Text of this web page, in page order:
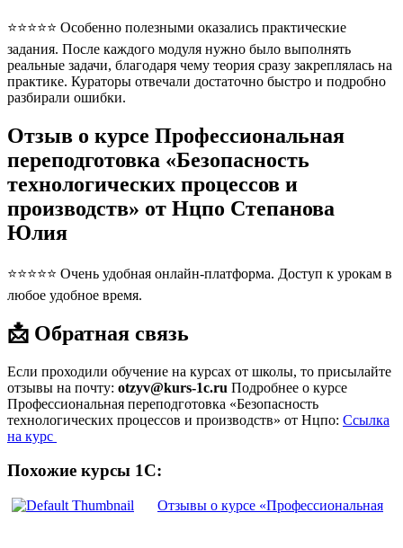
⭐⭐⭐⭐⭐ Особенно полезными оказались практические
задания. После каждого модуля нужно было выполнять
реальные задачи, благодаря чему теория сразу закреплялась на
практике. Кураторы отвечали достаточно быстро и подробно
разбирали ошибки.
Отзыв о курсе Профессиональная
переподготовка «Безопасность
технологических процессов и
производств» от Нцпо Степанова
Юлия
⭐⭐⭐⭐⭐ Очень удобная онлайн-платформа. Доступ к урокам в
любое удобное время.
📩 Обратная связь
Если проходили обучение на курсах от школы, то присылайте
отзывы на почту: otzyv@kurs-1c.ru Подробнее о курсе
Профессиональная переподготовка «Безопасность
технологических процессов и производств» от Нцпо: Ссылка
на курс
Похожие курсы 1С:
Отзывы о курсе «Профессиональная